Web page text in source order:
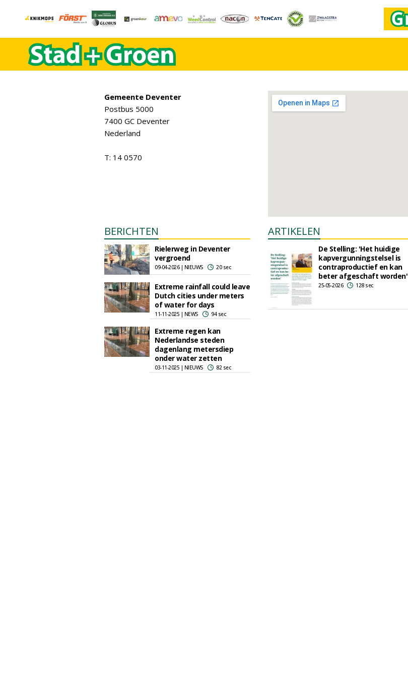
Gemeente Deventer
Postbus 5000
7400 GC Deventer
Nederland
T: 14 0570
BERICHTEN
Rielerweg in Deventer
vergroend
09-04-2026 | NIEUWS 20 sec
Extreme rainfall could leave
Dutch cities under meters
of water for days
11-11-2025 | NEWS 94 sec
Extreme regen kan
Nederlandse steden
dagenlang metersdiep
onder water zetten
03-11-2025 | NIEUWS 82 sec
ARTIKELEN
De Stelling: 'Het huidige
kapvergunningstelsel is
contraproductief en kan
beter afgeschaft worden'
25-05-2026 128 sec